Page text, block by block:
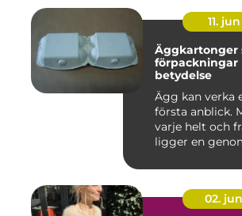
11. jun
Äggkartonger små
förpackningar
betydelse
Ägg kan verka
första anblick.
varje helt och
ligger en
02. jun